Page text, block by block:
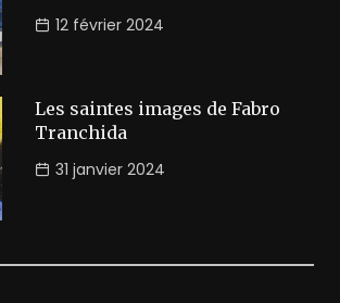
12 février 2024
Les saintes images de Fabro
Tranchida
31 janvier 2024